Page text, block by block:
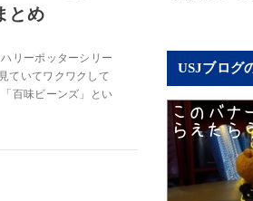
とめ
リーポッターシリー
ていてワクワクして
百味ビーンズ」とい
USJブログ